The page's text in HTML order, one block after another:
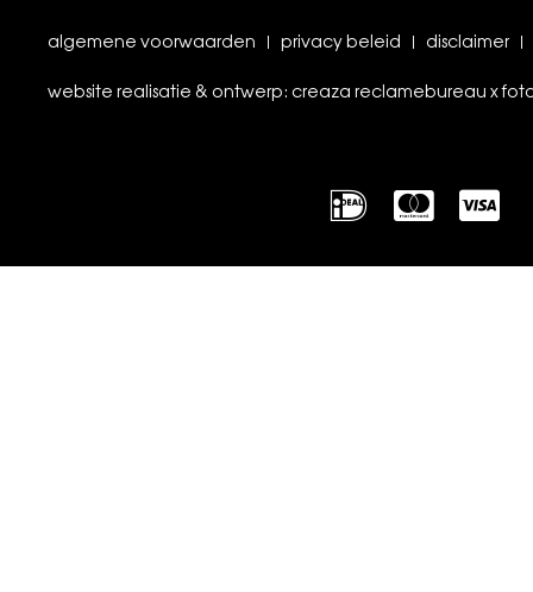
algemene voorwaarden privacy beleid disclaimer
website realisatie & ontwerp: creaza reclamebureau x